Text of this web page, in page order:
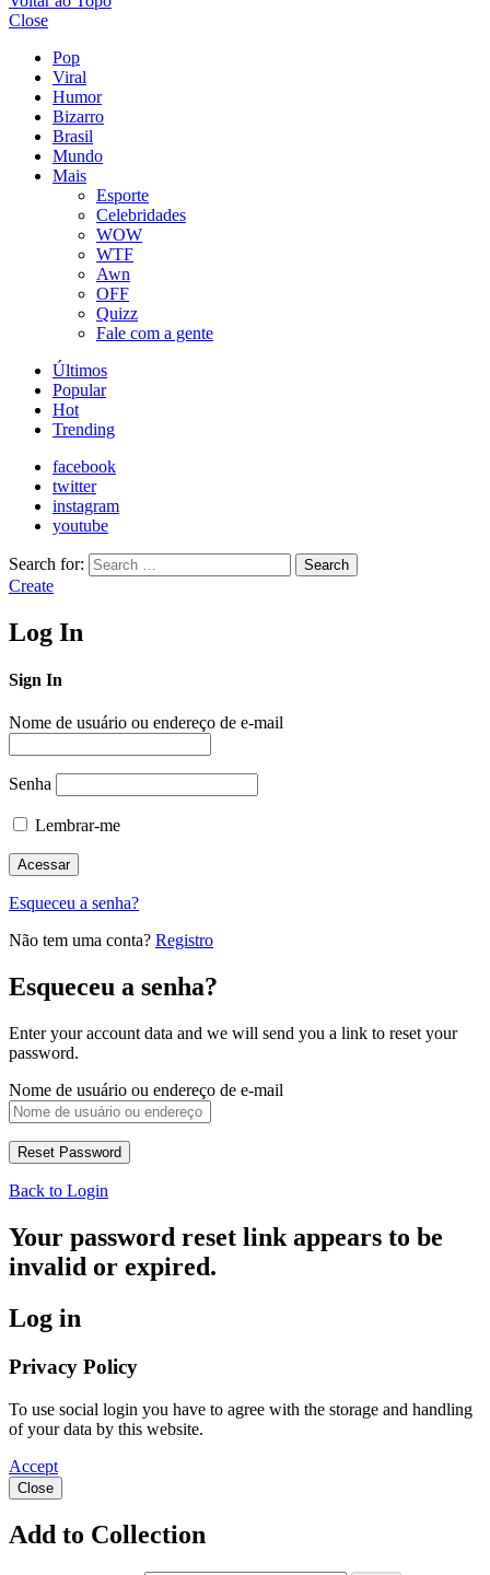
Close
Pop
Viral
Humor
Bizarro
Brasil
Mundo
Mais
Esporte
Celebridades
WOW
WTF
Awn
OFF
Quizz
Fale com a gente
Últimos
Popular
Hot
Trending
facebook
twitter
instagram
youtube
Search for: Search
Create
Log In
Sign In
Nome de usuário ou endereço de e-mail
Senha
Lembrar-me
Esqueceu a senha?
Não tem uma conta? Registro
Esqueceu a senha?
Enter your account data and we will send you a link to reset your
password.
Nome de usuário ou endereço de e-mail
Back to Login
Your password reset link appears to be
invalid or expired.
Log in
Privacy Policy
To use social login you have to agree with the storage and handling
of your data by this website.
Accept
Close
Add to Collection